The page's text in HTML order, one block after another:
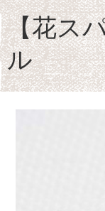
【花ス
ル